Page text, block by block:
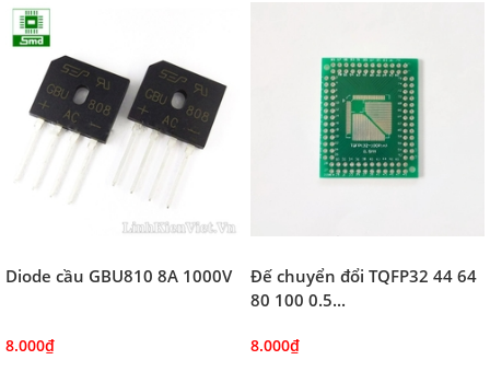
Diode cầu GBU810 8A 1000V
8.000₫
Đế chuyển đổi TQFP32 44 64
80 100 0.5...
8.000₫